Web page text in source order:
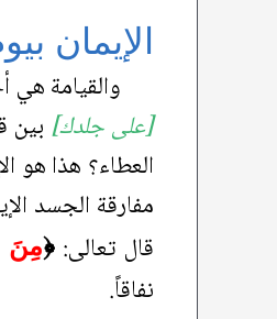
الإيمان
والقيامة هي
[على جلدك] بين
العطاء؟ هذا هو
مفارقة الجسد
قال تعالى:﴿مِنَ
نفاقاً.